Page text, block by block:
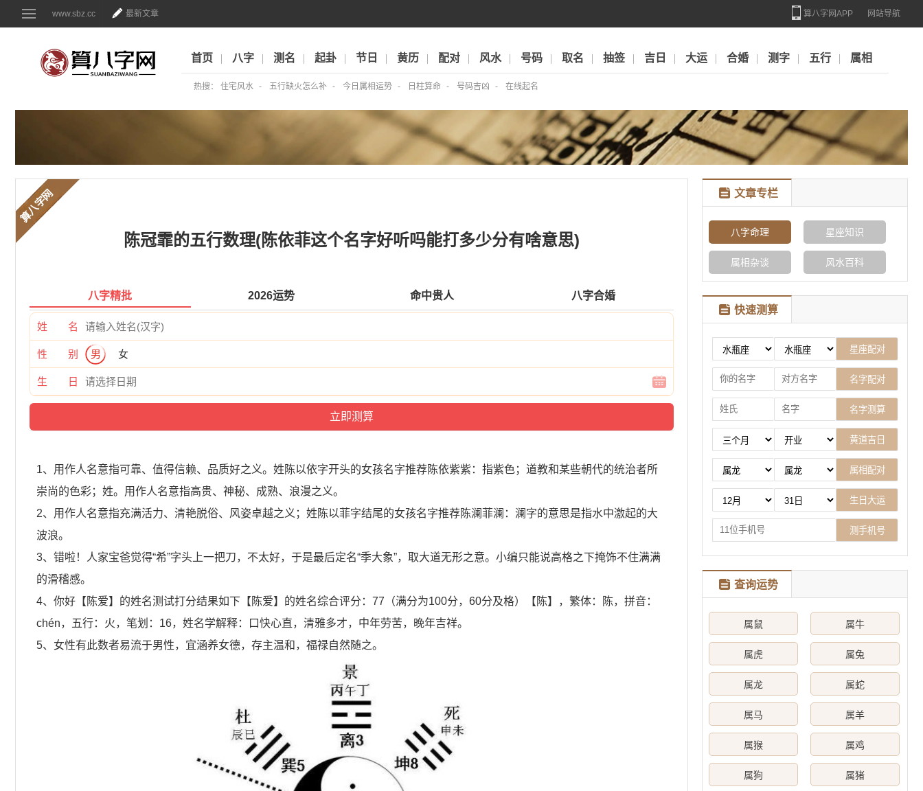
www.sbz.cc 最新文章 算八字网APP 网站导航
首页 八字 测名 起卦 节日 黄历 配对 风水 号码 取名 抽签 吉日 大运 合婚 测字 五行 属相
热搜： 住宅风水 五行缺火怎么补 今日属相运势 日柱算命 号码吉凶 在线起名
算八字网
陈冠霏的五行数理(陈依菲这个名字好听吗能打多少分有啥意思)
八字精批 2026运势 命中贵人 八字合婚
姓 名
性 别 男 女
生 日
1、用作人名意指可靠、值得信赖、品质好之义。姓陈以依字开头的女孩名字推荐陈依紫紫：指紫色；道教和某些朝代的统治者所
崇尚的色彩；姓。用作人名意指高贵、神秘、成熟、浪漫之义。
2、用作人名意指充满活力、清艳脱俗、风姿卓越之义；姓陈以菲字结尾的女孩名字推荐陈澜菲澜：澜字的意思是指水中激起的大
波浪。
3、错啦！人家宝爸觉得“希”字头上一把刀，不太好，于是最后定名“季大象”，取大道无形之意。小编只能说高格之下掩饰不住满满
的滑稽感。
4、你好【陈爱】的姓名测试打分结果如下【陈爱】的姓名综合评分：77（满分为100分，60分及格）【陈】，繁体：陈，拼音：
chén，五行：火，笔划：16，姓名学解释：口快心直，清雅多才，中年劳苦，晚年吉祥。
5、女性有此数者易流于男性，宜涵养女德，存主温和，福禄自然随之。
文章专栏
八字命理 星座知识
属相杂谈 风水百科
快速测算
查询运势
属鼠 属牛
属虎 属兔
属龙 属蛇
属马 属羊
属猴 属鸡
属狗 属猪